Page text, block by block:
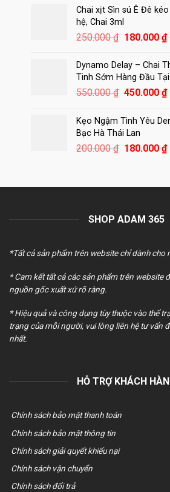
là:
400.000 ₫.
Chai xịt Sìn sú Ê Đê
hệ, Chai 3ml
250.000₫ Giá
là:
250.000 ₫.
180.000 ₫
Dynamo Delay – Chai
Tinh Sớm Hàng Đầu
550.000₫ Giá
là:
550.000 ₫.
450.000 ₫
Kẹo Ngậm Tình Yêu
Bạc Hà Thái Lan
200.000₫ Giá
200.000 ₫.
180.000 ₫
SHOP ADAM 365
*Tất cả sản phẩm trên website chỉ dành cho
* Cam kết tất cả các sản phẩm trên website
nguồn gốc xuất xứ rõ ràng.
* Hiệu quả và công dụng tùy thuộc vào thể
trạng của mỗi người, vui lòng liên hệ tư vấn
nhất.
HỖ TRỢ KHÁCH
Chính sách bảo mật thanh toán
Chính sách bảo mật thông tin
Chính sách giải quyết khiếu nại
Chính sách vận chuyển
Chính sách đổi trả